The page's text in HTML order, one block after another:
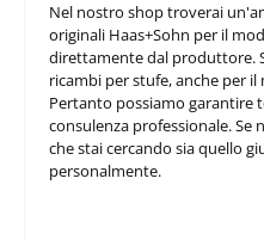
Nel nostro shop troverai
originali Haas+Sohn per il
direttamente dal produttore.
ricambi per stufe, anche per il
Pertanto possiamo garantire
consulenza professionale. Se
che stai cercando sia quello
personalmente.